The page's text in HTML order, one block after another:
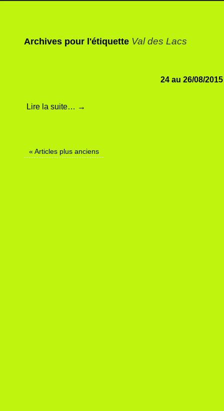
Archives pour l'étiquette Val des Lacs
24 au 26/08/
Lire la suite… →
« Articles plus anciens